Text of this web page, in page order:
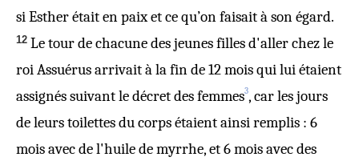
si Esther était en paix et ce qu’on faisait à son égard.
12 Le tour de chacune des jeunes filles d'aller chez le
roi Assuérus arrivait à la fin de 12 mois qui lui étaient
assignés suivant le décret des femmes3, car les jours
de leurs toilettes du corps étaient ainsi remplis : 6
mois avec de l'huile de myrrhe, et 6 mois avec des